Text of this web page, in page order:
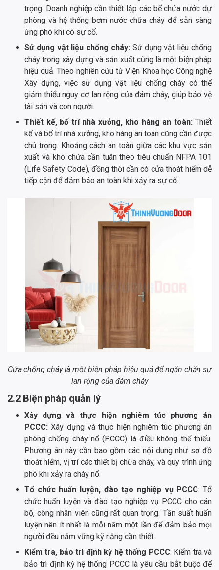
trọng. Doanh nghiệp cần thiết lập các bể chứa nước dự
phòng và hệ thống bơm nước chữa cháy để sẵn sàng
ứng phó khi có sự cố.
Sử dụng vật liệu chống cháy: Sử dụng vật liệu chống
cháy trong xây dựng và sản xuất cũng là một biện pháp
hiệu quả. Theo nghiên cứu từ Viện Khoa học Công nghệ
Xây dựng, việc sử dụng vật liệu chống cháy có thể
giảm thiểu nguy cơ lan rộng của đám cháy, giúp bảo vệ
tài sản và con người.
Thiết kế, bố trí nhà xưởng, kho hàng an toàn:Thiết
kế và bố trí nhà xưởng, kho hàng an toàn cũng cần được
chú trọng. Khoảng cách an toàn giữa các khu vực sản
xuất và kho chứa cần tuân theo tiêu chuẩn NFPA 101
(Life Safety Code), đồng thời cần có cửa thoát hiểm dễ
tiếp cận để đảm bảo an toàn khi xảy ra sự cố.
Cửa chống cháy là một biện pháp hiệu quả để ngăn chặn sự
lan rộng của đám cháy
2.2 Biện pháp quản lý
Xây dựng và thực hiện nghiêm túc phương án
PCCC:Xây dựng và thực hiện nghiêm túc phương án
phòng chống cháy nổ (PCCC) là điều không thể thiếu.
Phương án này cần bao gồm các nội dung như sơ đồ
thoát hiểm, vị trí các thiết bị chữa cháy, và quy trình ứng
phó khi xảy ra cháy nổ.
Tổ chức huấn luyện, đào tạo nghiệp vụ PCCC: Tổ
chức huấn luyện và đào tạo nghiệp vụ PCCC cho cán
bộ, công nhân viên cũng rất quan trọng. Tần suất huấn
luyện nên ít nhất là mỗi năm một lần để đảm bảo mọi
người đều nắm vững kỹ năng cần thiết.
Kiểm tra, bảo trì định kỳ hệ thống PCCC: Kiểm tra và
bảo trì định kỳ hệ thống PCCC là yêu cầu bắt buộc để